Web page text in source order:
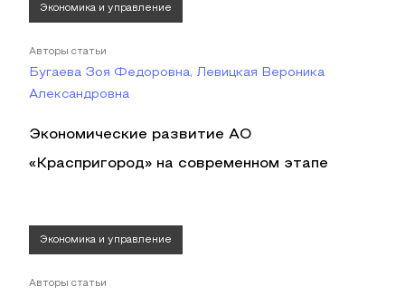
Экономика и управление
Авторы статьи
Бугаева Зоя Федоровна, Левицкая Вероника
Александровна
Экономические развитие АО
«Краспригород» на современном этапе
Экономика и управление
Авторы статьи